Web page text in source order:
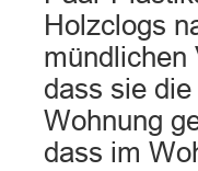
Holzclogs
mündlichen
dass sie
Wohnung
dass im